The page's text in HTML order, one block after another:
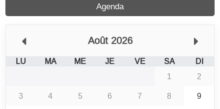
Agenda
Août 2026
LU MA ME JE VE SA
DI
1
2
3
4 5 6 7 8
9